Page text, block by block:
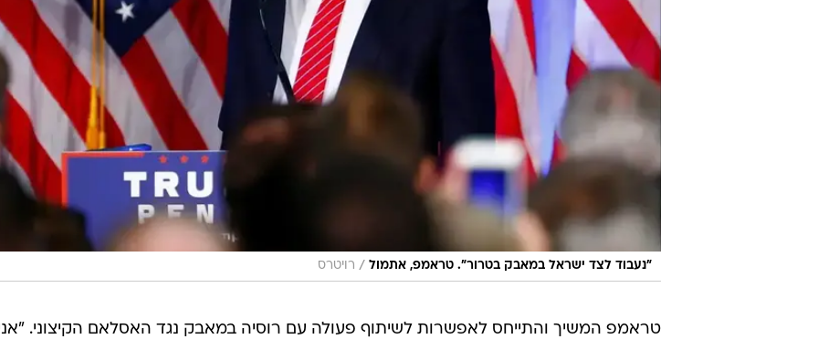
"נעבוד לצד ישראל במאבק בטרור". טראמפ, אתמול / רויטרס
טראמפ המשיך והתייחס לאפשרות לשיתוף פעולה עם רוסיה במאבק נגד האסלאם הקיצוני.